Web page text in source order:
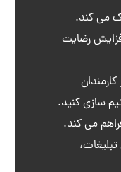
رضایت
سازی کنید.
می کند.